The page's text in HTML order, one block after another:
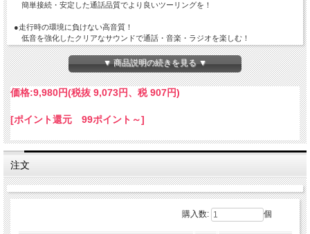
簡単接続・安定した通話品質でより良いツーリングを！
●走行時の環境に負けない高音質！
低音を強化したクリアなサウンドで通話・音楽・ラジオを楽しむ！
●万全の国内サポートと、低価格の共存を実現！
バイク用インカムのエントリーモデルとしても最適！
【簡単接続・安定した通話品質】
世界標準のクアルコム社製Bluetoothチップセットを搭載。安定した接続環境を保ち
ます。
【走行時の環境に負けない高音質】
最大400mの距離内で安定した音声品質で通話が可能です。
ツーリング中、安定したクリアサウンドでの通話をお楽しみください。
走行時には、風切り音、ロードノイズ、エンジン音など特有のノイズが発生しま
▼ 商品説明の続きを見る ▼
価格:9,980円(税抜 9,073円、税 907円)
[ポイント還元 99ポイント～]
注文
購入数: 個